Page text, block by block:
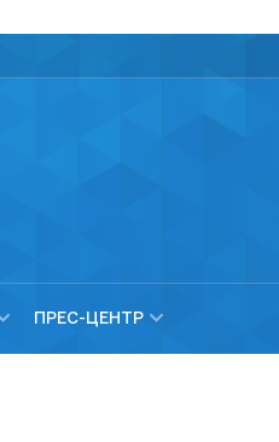
ПРЕС-ЦЕНТР